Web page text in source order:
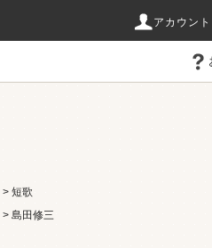
アカウント
> 短歌
> 島田修三